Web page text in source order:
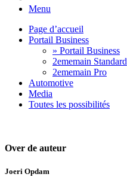
Menu
Page d’accueil
Portail Business
» Portail Business
2ememain Standard
2ememain Pro
Automotive
Media
Toutes les possibilités
Over de auteur
Joeri Opdam